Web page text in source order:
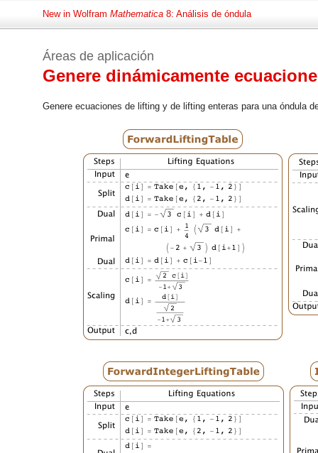
New in Wolfram Mathematica 8: Análisis de óndula
Áreas de aplicación
Genere dinámicamente
Genere ecuaciones de lifting y de lifting enteras para una óndula